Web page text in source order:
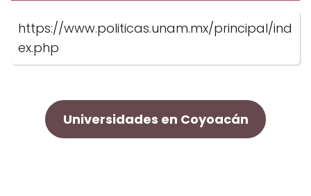
https://www.politicas.unam.mx/principal/ind
ex.php
Universidades en Coyoacán